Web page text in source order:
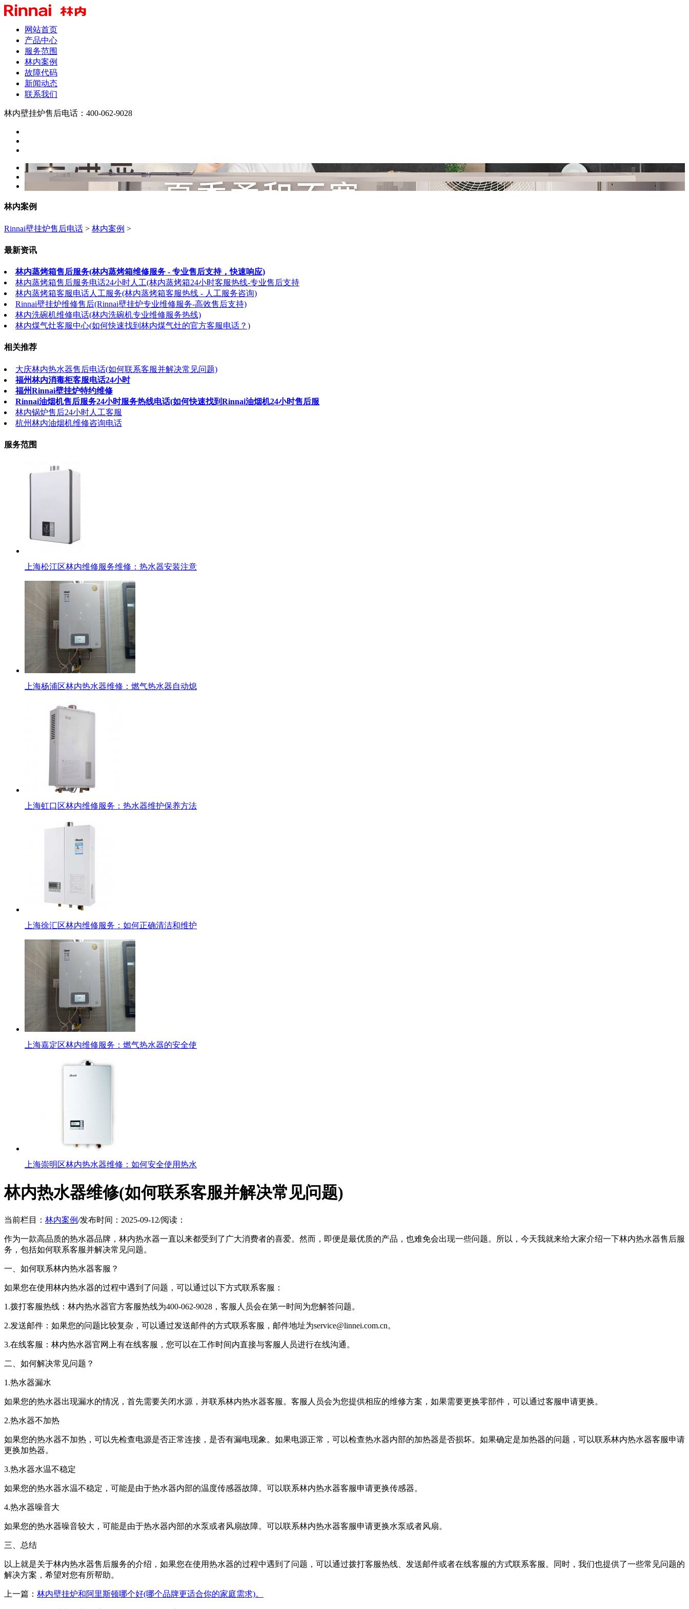
网站首页
产品中心
服务范围
林内案例
故障代码
新闻动态
联系我们
林内壁挂炉售后电话：400-062-9028
林内案例
Rinnai壁挂炉售后电话 > 林内案例 >
最新资讯
林内蒸烤箱售后服务(林内蒸烤箱维修服务 - 专业售后支持，快速响应)
林内蒸烤箱售后服务电话24小时人工(林内蒸烤箱24小时客服热线-专业售后支持
林内蒸烤箱客服电话人工服务(林内蒸烤箱客服热线 - 人工服务咨询)
Rinnai壁挂炉维修售后(Rinnai壁挂炉专业维修服务-高效售后支持)
林内洗碗机维修电话(林内洗碗机专业维修服务热线)
林内煤气灶客服中心(如何快速找到林内煤气灶的官方客服电话？)
相关推荐
大庆林内热水器售后电话(如何联系客服并解决常见问题)
福州林内消毒柜客服电话24小时
福州Rinnai壁挂炉特约维修
Rinnai油烟机售后服务24小时服务热线电话(如何快速找到Rinnai油烟机24小时售后服
林内锅炉售后24小时人工客服
杭州林内油烟机维修咨询电话
服务范围
上海松江区林内维修服务维修：热水器安装注意
上海杨浦区林内热水器维修：燃气热水器自动熄
上海虹口区林内维修服务：热水器维护保养方法
上海徐汇区林内维修服务：如何正确清洁和维护
上海嘉定区林内维修服务：燃气热水器的安全使
上海崇明区林内热水器维修：如何安全使用热水
林内热水器维修(如何联系客服并解决常见问题)
当前栏目： 林内案例/发布时间：2025-09-12/阅读：
作为一款高品质的热水器品牌，林内热水器一直以来都受到了广大消费者的喜爱。然而，即便是最优质的产品，也难免会出现一些问题。所以，今天我就来给大家介绍一下林内热水器售后服
务，包括如何联系客服并解决常见问题。
一、如何联系林内热水器客服？
如果您在使用林内热水器的过程中遇到了问题，可以通过以下方式联系客服：
1.拨打客服热线：林内热水器官方客服热线为400-062-9028，客服人员会在第一时间为您解答问题。
2.发送邮件：如果您的问题比较复杂，可以通过发送邮件的方式联系客服，邮件地址为service@linnei.com.cn。
3.在线客服：林内热水器官网上有在线客服，您可以在工作时间内直接与客服人员进行在线沟通。
二、如何解决常见问题？
1.热水器漏水
如果您的热水器出现漏水的情况，首先需要关闭水源，并联系林内热水器客服。客服人员会为您提供相应的维修方案，如果需要更换零部件，可以通过客服申请更换。
2.热水器不加热
如果您的热水器不加热，可以先检查电源是否正常连接，是否有漏电现象。如果电源正常，可以检查热水器内部的加热器是否损坏。如果确定是加热器的问题，可以联系林内热水器客服申请
更换加热器。
3.热水器水温不稳定
如果您的热水器水温不稳定，可能是由于热水器内部的温度传感器故障。可以联系林内热水器客服申请更换传感器。
4.热水器噪音大
如果您的热水器噪音较大，可能是由于热水器内部的水泵或者风扇故障。可以联系林内热水器客服申请更换水泵或者风扇。
三、总结
以上就是关于林内热水器售后服务的介绍，如果您在使用热水器的过程中遇到了问题，可以通过拨打客服热线、发送邮件或者在线客服的方式联系客服。同时，我们也提供了一些常见问题的
解决方案，希望对您有所帮助。
上一篇： 林内壁挂炉和阿里斯顿哪个好(哪个品牌更适合你的家庭需求)。